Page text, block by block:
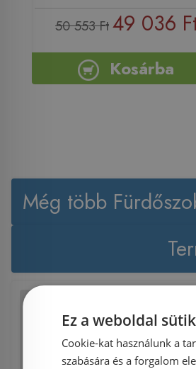
50 553 Ft49 036
Kosárba
Még több
Facebook Twitter
Tumblr
Ez a weboldal
Cookie-kat használunk a
szabására és a forgalom